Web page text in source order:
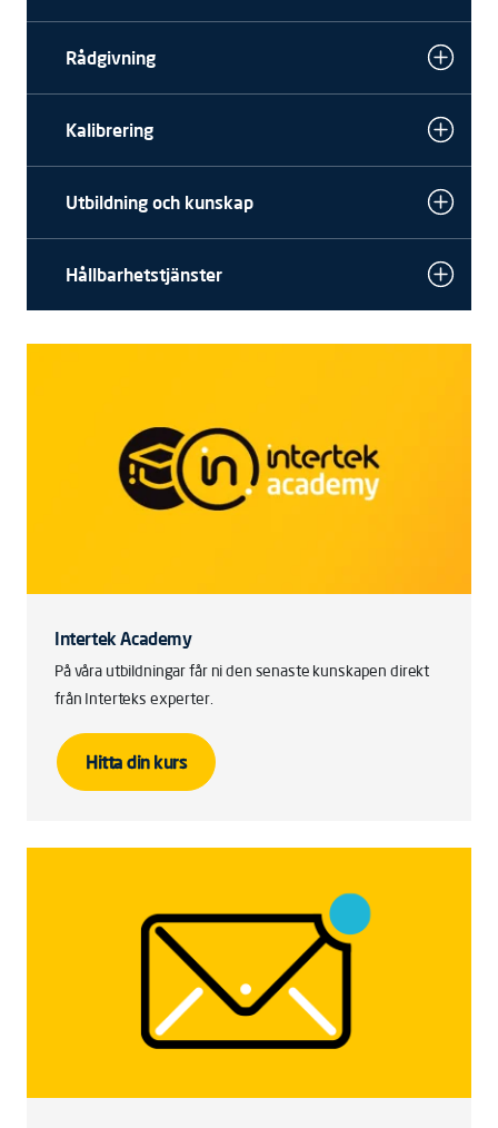
Rådgivning
Kalibrering
Utbildning och kunskap
Hållbarhetstjänster
Intertek Academy
På våra utbildningar får ni den senaste kunskapen direkt
från Interteks experter.
Hitta din kurs